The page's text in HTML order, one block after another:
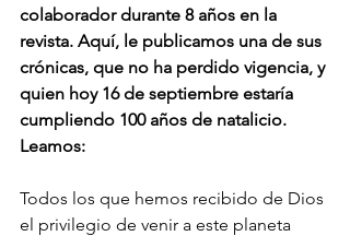
colaborador durante 8 años en la
revista. Aquí, le publicamos una de sus
crónicas, que no ha perdido vigencia, y
quien hoy 16 de septiembre estaría
cumpliendo 100 años de natalicio.
Leamos:
Todos los que hemos recibido de Dios
el privilegio de venir a este planeta